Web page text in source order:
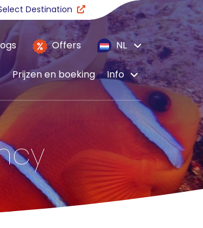
Destination
Offers NL
Prijzen en boeking Info